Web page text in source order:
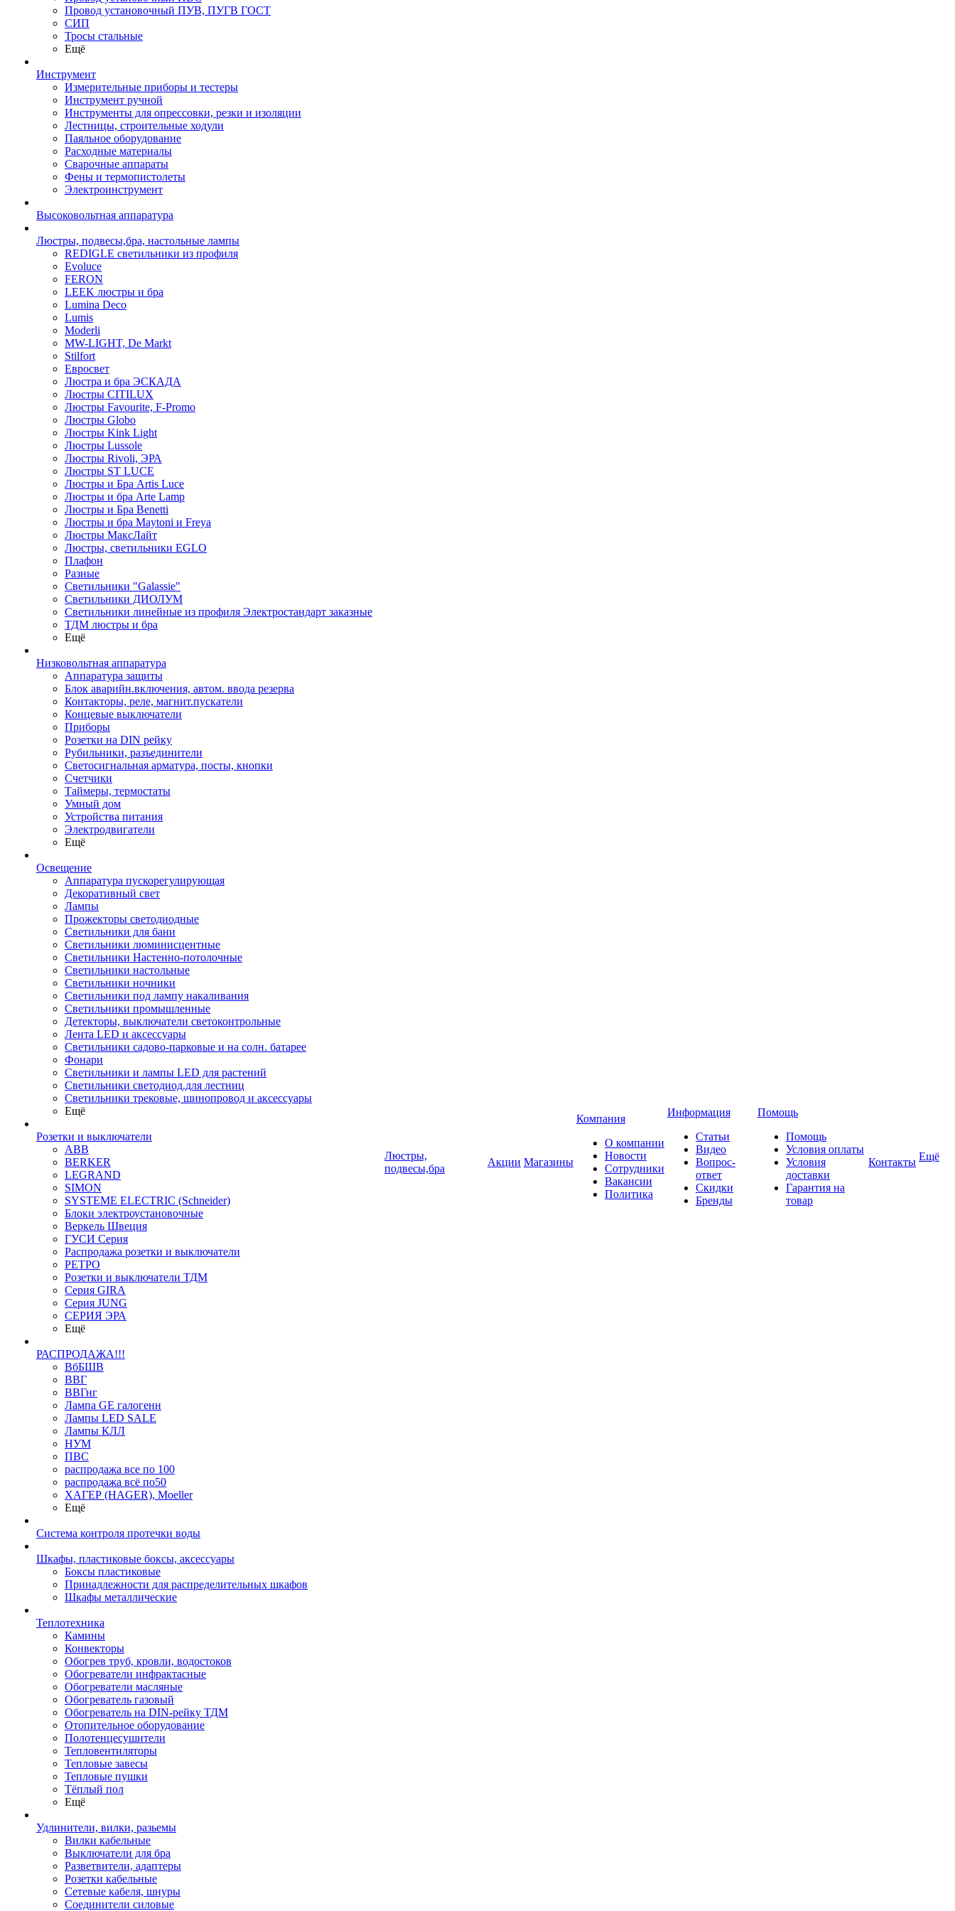
Провод установочный ПУВ, ПУГВ ГОСТ
СИП
Тросы стальные
Ещё
Инструмент
Измерительные приборы и тестеры
Инструмент ручной
Инструменты для опрессовки, резки и изоляции
Лестницы, строительные ходули
Паяльное оборудование
Расходные материалы
Сварочные аппараты
Фены и термопистолеты
Электроинструмент
Высоковольтная аппаратура
Люстры, подвесы,бра, настольные лампы
REDIGLE светильники из профиля
Evoluce
FERON
LEEK люстры и бра
Lumina Deco
Lumis
Moderli
MW-LIGHT, De Markt
Stilfort
Евросвет
Люстра и бра ЭСКАДА
Люстры CITILUX
Люстры Favourite, F-Promo
Люстры Globo
Люстры Kink Light
Люстры Lussole
Люстры Rivoli, ЭРА
Люстры ST LUCE
Люстры и Бра Artis Luce
Люстры и бра Arte Lamp
Люстры и Бра Benetti
Люстры и бра Maytoni и Freya
Люстры МаксЛайт
Люстры, светильники EGLO
Плафон
Разные
Светильники "Galassie"
Светильники ДИОЛУМ
Светильники линейные из профиля Электростандарт заказные
ТДМ люстры и бра
Ещё
Низковольтная аппаратура
Аппаратура защиты
Блок аварийн.включения, автом. ввода резерва
Контакторы, реле, магнит.пускатели
Концевые выключатели
Приборы
Розетки на DIN рейку
Рубильники, разъединители
Светосигнальная арматура, посты, кнопки
Счетчики
Таймеры, термостаты
Умный дом
Устройства питания
Электродвигатели
Ещё
Освещение
Аппаратура пускорегулирующая
Декоративный свет
Лампы
Прожекторы светодиодные
Светильники для бани
Светильники люминисцентные
Светильники Настенно-потолочные
Светильники настольные
Светильники ночники
Светильники под лампу накаливания
Светильники промышленные
Детекторы, выключатели светоконтрольные
Лента LED и аксессуары
Светильники садово-парковые и на солн. батарее
Фонари
Светильники и лампы LED для растений
Светильники светодиод.для лестниц
Светильники трековые, шинопровод и аксессуары
Ещё
Розетки и выключатели
ABB
BERKER
LEGRAND
SIMON
SYSTEME ELECTRIC (Schneider)
Блоки электроустановочные
Веркель Швеция
ГУСИ Серия
Распродажа розетки и выключатели
РЕТРО
Розетки и выключатели ТДМ
Серия GIRA
Серия JUNG
СЕРИЯ ЭРА
Ещё
РАСПРОДАЖА!!!
ВбБШВ
ВВГ
ВВГнг
Лампа GE галогенн
Лампы LED SALE
Лампы КЛЛ
НУМ
ПВС
распродажа все по 100
распродажа всё по50
ХАГЕР (HAGER), Moeller
Ещё
Система контроля протечки воды
Шкафы, пластиковые боксы, аксессуары
Боксы пластиковые
Принадлежности для распределительных шкафов
Шкафы металлические
Теплотехника
Камины
Конвекторы
Обогрев труб, кровли, водостоков
Обогреватели инфрактасные
Обогреватели масляные
Обогреватель газовый
Обогреватель на DIN-рейку ТДМ
Отопительное оборудование
Полотенцесушители
Тепловентиляторы
Тепловые завесы
Тепловые пушки
Тёплый пол
Ещё
Удлинители, вилки, разьемы
Вилки кабельные
Выключатели для бра
Разветвители, адаптеры
Розетки кабельные
Сетевые кабеля, шнуры
Соединители силовые
Люстры,
подвесы,бра
Акции Магазины
Компания
О компании
Новости
Сотрудники
Вакансии
Политика
Информация
Статьи
Видео
Вопрос-
ответ
Скидки
Бренды
Помощь
Помощь
Условия оплаты
Условия
доставки
Гарантия на
товар
Контакты Ещё